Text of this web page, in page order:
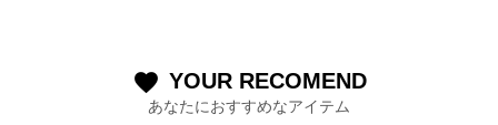
favorite YOUR RECOMEND
あなたにおすすめなアイテム